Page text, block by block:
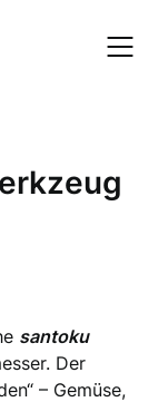
santoku
Der
– Gemüse,